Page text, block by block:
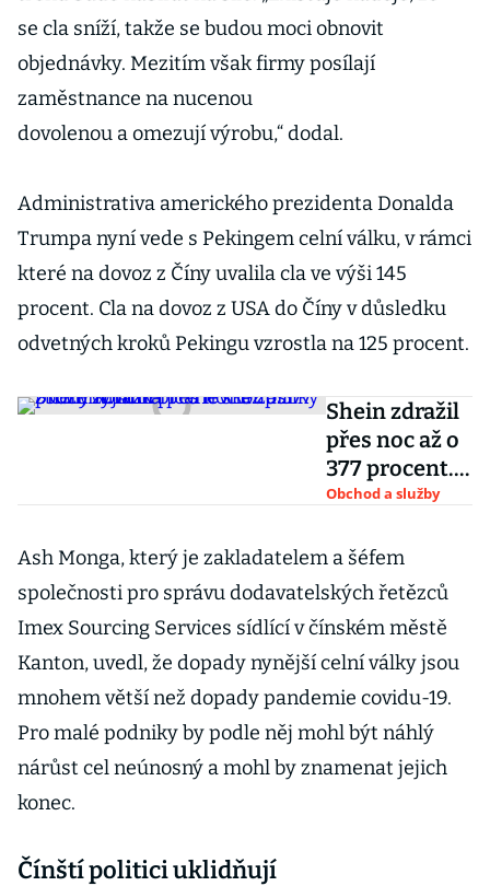
se cla sníží, takže se budou moci obnovit
objednávky. Mezitím však firmy posílají
zaměstnance na nucenou
dovolenou a omezují výrobu,“ dodal.
Administrativa amerického prezidenta Donalda
Trumpa nyní vede s Pekingem celní válku, v rámci
které na dovoz z Číny uvalila cla ve výši 145
procent. Cla na dovoz z USA do Číny v důsledku
odvetných kroků Pekingu vzrostla na 125 procent.
Shein zdražil
přes noc až o
377 procent.
Američané
zboží,
výjimka pro
levné zásilky
z Číny končí
Obchod a služby
Ash Monga, který je zakladatelem a šéfem
společnosti pro správu dodavatelských řetězců
Imex Sourcing Services sídlící v čínském městě
Kanton, uvedl, že dopady nynější celní války jsou
mnohem větší než dopady pandemie covidu-19.
Pro malé podniky by podle něj mohl být náhlý
nárůst cel neúnosný a mohl by znamenat jejich
konec.
Čínští politici uklidňují